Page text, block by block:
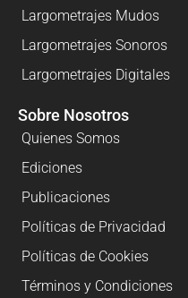
Largometrajes Mudos
Largometrajes Sonoros
Largometrajes Digitales
Sobre Nosotros
Quienes Somos
Ediciones
Publicaciones
Políticas de Privacidad
Políticas de Cookies
Términos y Condiciones